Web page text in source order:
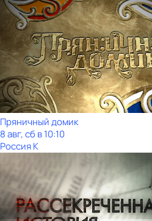
Пряничный домик
8 авг, сб в 10:10
Россия К